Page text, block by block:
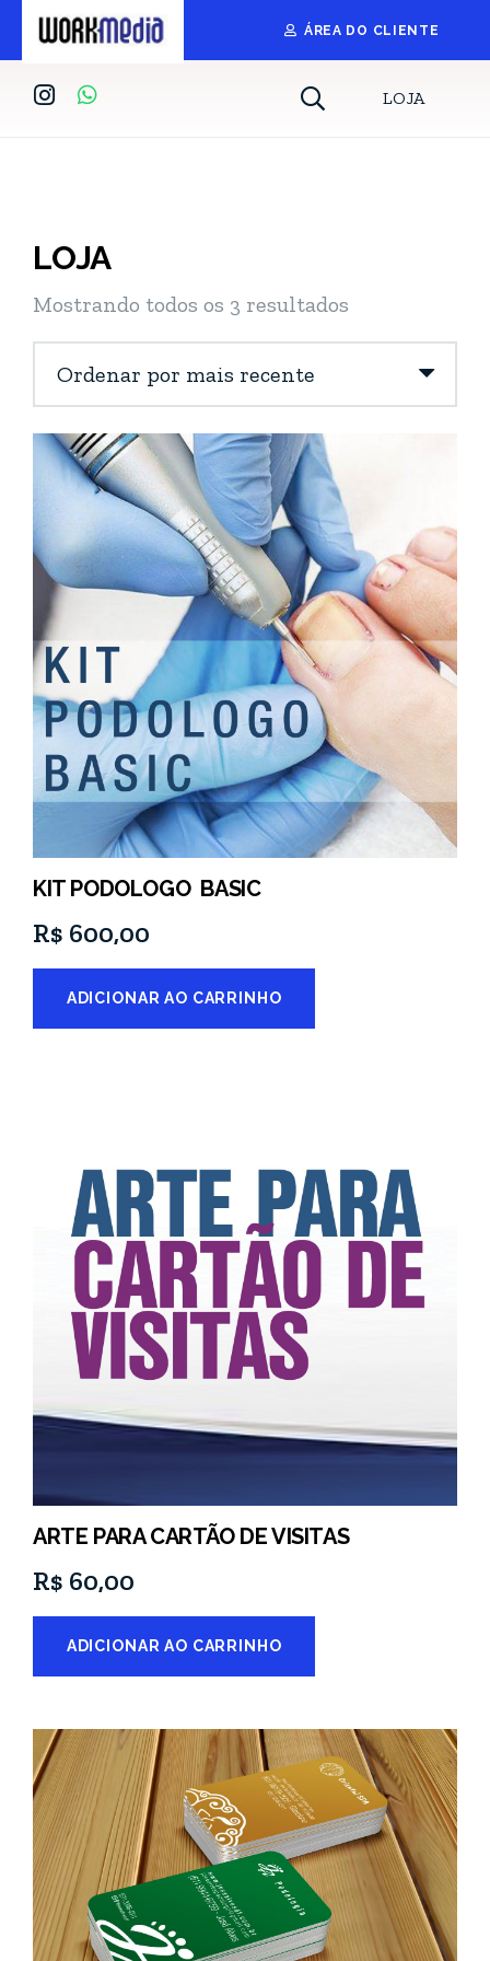
ÁREA DO CLIENTE
LOJA
LOJA
Mostrando todos os 3 resultados
KIT PODOLOGO BASIC
R$ 600,00
ADICIONAR AO CARRINHO
ARTE PARA CARTÃO DE VISITAS
R$ 60,00
ADICIONAR AO CARRINHO